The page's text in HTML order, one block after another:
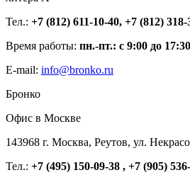
Тел.: +7 (812) 611-10-40, +7 (812) 318-
Время работы: пн.-пт.: с 9:00 до 17:30
E-mail: info@bronko.ru
Бронко
Офис в Москве
143968 г. Москва, Реутов, ул.
Тел.: +7 (495) 150-09-38 , +7 (905)